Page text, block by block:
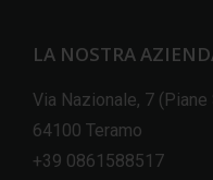
LA NOSTRA
Via Nazionale, 7 (Piane
64100 Teramo
+39 0861588517